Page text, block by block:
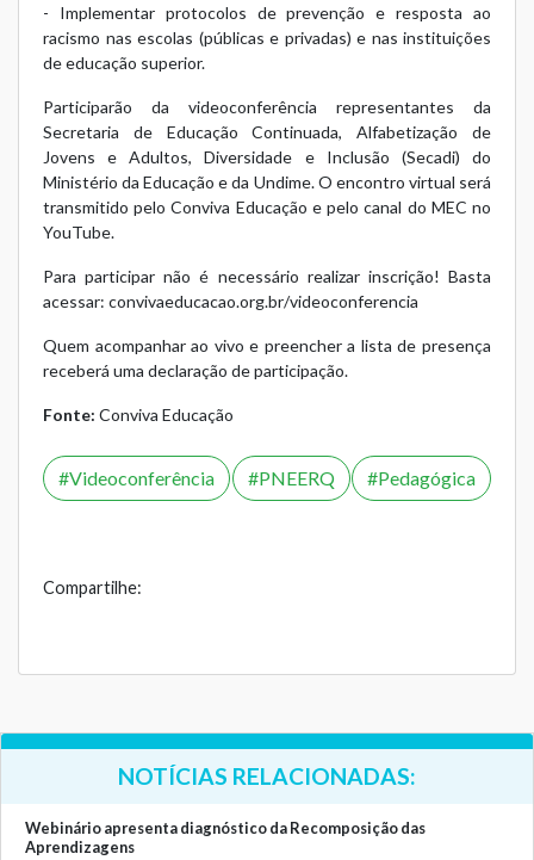
- Implementar protocolos de prevenção e resposta ao
racismo nas escolas (públicas e privadas) e nas instituições
de educação superior.
Participarão da videoconferência representantes da
Secretaria de Educação Continuada, Alfabetização de
Jovens e Adultos, Diversidade e Inclusão (Secadi) do
Ministério da Educação e da Undime. O encontro virtual será
transmitido pelo Conviva Educação e pelo canal do MEC no
YouTube.
Para participar não é necessário realizar inscrição! Basta
acessar: convivaeducacao.org.br/videoconferencia
Quem acompanhar ao vivo e preencher a lista de presença
receberá uma declaração de participação.
Fonte: Conviva Educação
Videoconferência PNEERQ Pedagógica
Compartilhe:
NOTÍCIAS RELACIONADAS:
Webinário apresenta diagnóstico da Recomposição das
Aprendizagens